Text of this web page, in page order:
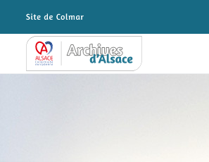
Archives Alsace - Colmar